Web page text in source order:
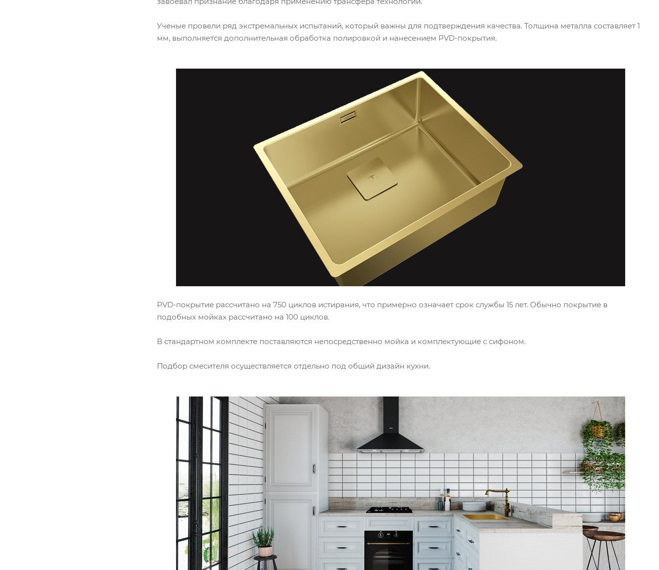
Ученые провели ряд экстремальных испытаний, который важны для подтверждения качества. Толщина металла составляет 1
мм, выполняется дополнительная обработка полировкой и нанесением PVD-покрытия.
PVD-покрытие рассчитано на 750 циклов истирания, что примерно означает срок службы 15 лет. Обычно покрытие в
подобных мойках рассчитано на 100 циклов.
В стандартном комплекте поставляются непосредственно мойка и комплектующие с сифоном.
Подбор смесителя осуществляется отдельно под общий дизайн кухни.